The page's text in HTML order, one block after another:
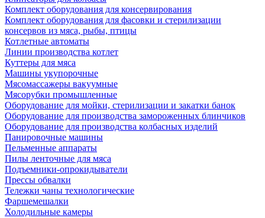
Комплект оборудования для консервирования
Комплект оборудования для фасовки и стерилизации
консервов из мяса, рыбы, птицы
Котлетные автоматы
Линии производства котлет
Куттеры для мяса
Машины укупорочные
Мясомассажеры вакуумные
Мясорубки промышленные
Оборудование для мойки, стерилизации и закатки банок
Оборудование для производства замороженных блинчиков
Оборудование для производства колбасных изделий
Панировочные машины
Пельменные аппараты
Пилы ленточные для мяса
Подъемники-опрокидыватели
Прессы обвалки
Тележки чаны технологические
Фаршемешалки
Холодильные камеры